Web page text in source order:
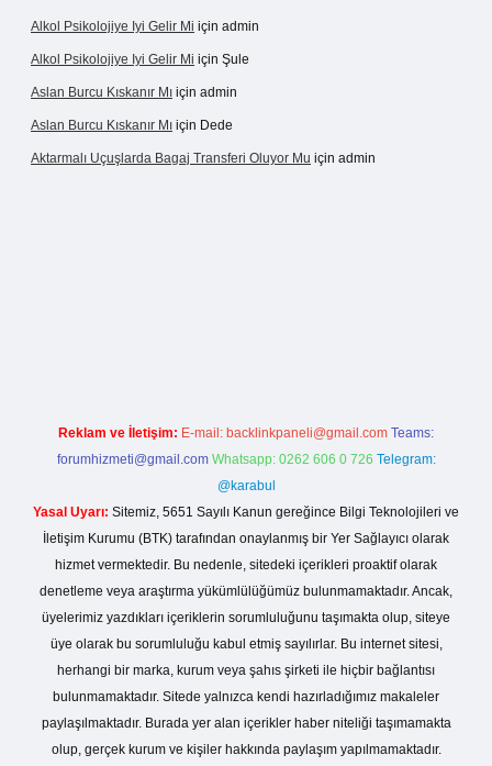
Alkol Psikolojiye Iyi Gelir Mi için admin
Alkol Psikolojiye Iyi Gelir Mi için Şule
Aslan Burcu Kıskanır Mı için admin
Aslan Burcu Kıskanır Mı için Dede
Aktarmalı Uçuşlarda Bagaj Transferi Oluyor Mu için admin
Reklam ve İletişim: E-mail: backlinkpaneli@gmail.com Teams:
forumhizmeti@gmail.com Whatsapp: 0262 606 0 726 Telegram:
@karabul
Yasal Uyarı: Sitemiz, 5651 Sayılı Kanun gereğince Bilgi Teknolojileri ve
İletişim Kurumu (BTK) tarafından onaylanmış bir Yer Sağlayıcı olarak
hizmet vermektedir. Bu nedenle, sitedeki içerikleri proaktif olarak
denetleme veya araştırma yükümlülüğümüz bulunmamaktadır. Ancak,
üyelerimiz yazdıkları içeriklerin sorumluluğunu taşımakta olup, siteye
üye olarak bu sorumluluğu kabul etmiş sayılırlar. Bu internet sitesi,
herhangi bir marka, kurum veya şahıs şirketi ile hiçbir bağlantısı
bulunmamaktadır. Sitede yalnızca kendi hazırladığımız makaleler
paylaşılmaktadır. Burada yer alan içerikler haber niteliği taşımamakta
olup, gerçek kurum ve kişiler hakkında paylaşım yapılmamaktadır.